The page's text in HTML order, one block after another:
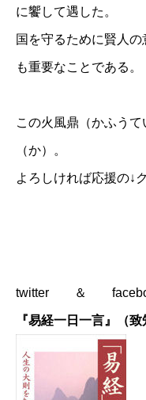
に饗して遇した。
国を守るために賢人
も重要なことである。
この火風鼎（かふう
（か）。
よろしければ応援の↓
twitter ＆
『易経一日一言』（致